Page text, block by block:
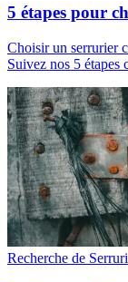
5 étapes pour
Choisir un serrurier
Suivez nos 5 étapes
Recherche de